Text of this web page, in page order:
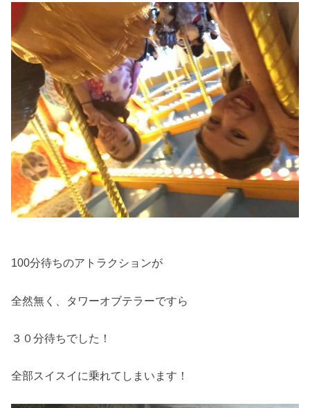
100分待ちのアトラクションが
全然無く、タワーオブテラーですら
３０分待ちでした！
全部スイスイに乗れてしまいます！